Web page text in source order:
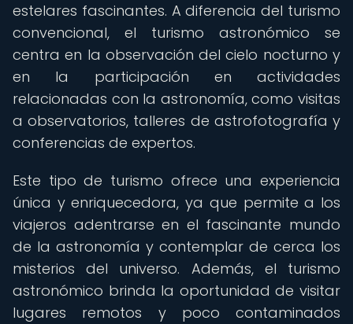
estelares fascinantes. A diferencia del turismo
convencional, el turismo astronómico se
centra en la observación del cielo nocturno y
en la participación en actividades
relacionadas con la astronomía, como visitas
a observatorios, talleres de astrofotografía y
conferencias de expertos.
Este tipo de turismo ofrece una experiencia
única y enriquecedora, ya que permite a los
viajeros adentrarse en el fascinante mundo
de la astronomía y contemplar de cerca los
misterios del universo. Además, el turismo
astronómico brinda la oportunidad de visitar
lugares remotos y poco contaminados